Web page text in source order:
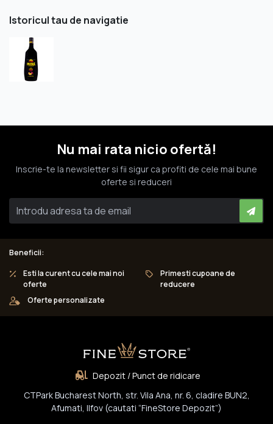
Istoricul tau de navigatie
Nu mai rata nicio ofertă!
Inscrie-te la newsletter si fii sigur ca profiti de cele mai bune
oferte si reduceri
Beneficii:
Esti la curent cu cele mai noi
oferte
Primesti cupoane de
reducere
Oferte personalizate
Depozit / Punct de ridicare
CTPark Bucharest North, str. Vila Ana, nr. 6, cladire BUN2,
Afumati, Ilfov (cautati “FineStore Depozit”)